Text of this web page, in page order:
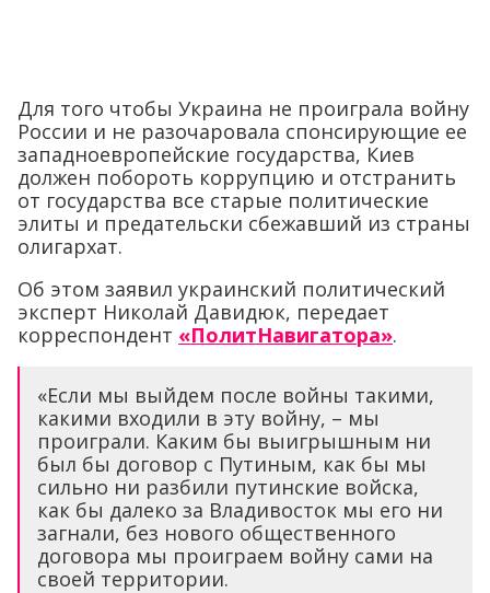
Для того чтобы Украина не проиграла войну
России и не разочаровала спонсирующие ее
западноевропейские государства, Киев
должен побороть коррупцию и отстранить
от государства все старые политические
элиты и предательски сбежавший из страны
олигархат.
Об этом заявил украинский политический
эксперт Николай Давидюк, передает
корреспондент «ПолитНавигатора».
«Если мы выйдем после войны такими,
какими входили в эту войну, – мы
проиграли. Каким бы выигрышным ни
был бы договор с Путиным, как бы мы
сильно ни разбили путинские войска,
как бы далеко за Владивосток мы его ни
загнали, без нового общественного
договора мы проиграем войну сами на
своей территории.